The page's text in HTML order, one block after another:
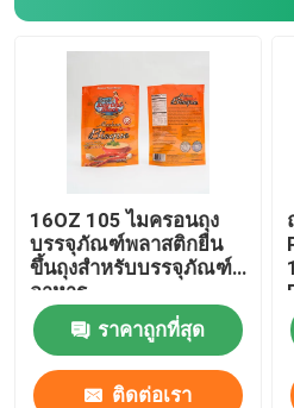
16OZ 105 ไมครอนถุง
บรรจุภัณฑ์พลาสติกยืน
ขึ้นถุงสำหรับบรรจุภัณฑ์
อาหาร
ราคาถูกที่สุด
ติดต่อเรา